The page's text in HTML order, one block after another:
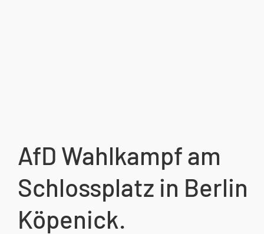
AfD Wahlkampf am
Schlossplatz in Berlin
Köpenick.